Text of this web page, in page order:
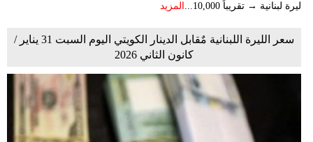
ليرة لبنانية → تقريباً 10,000...
المزيد
سعر الليرة اللبنانية مٌقابل الدينار الكويتي اليوم السبت 31 يناير /
كانون الثاني 2026